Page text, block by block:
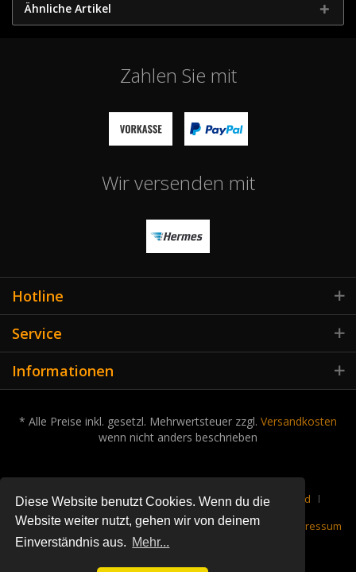
Diese Website benutzt Cookies. Wenn du die
Website weiter nutzt, gehen wir von deinem
Einverständnis aus. Mehr...
Ähnliche Artikel
Zahlen Sie mit
Wir versenden mit
Hotline
Service
Informationen
* Alle Preise inkl. gesetzl. Mehrwertsteuer zzgl. Versandkosten
wenn nicht anders beschrieben
Cookie-Einstellungen Über uns Kontakt
Versand
Rückgabe
Datenschutz Widerrufsrecht AGB Impressum